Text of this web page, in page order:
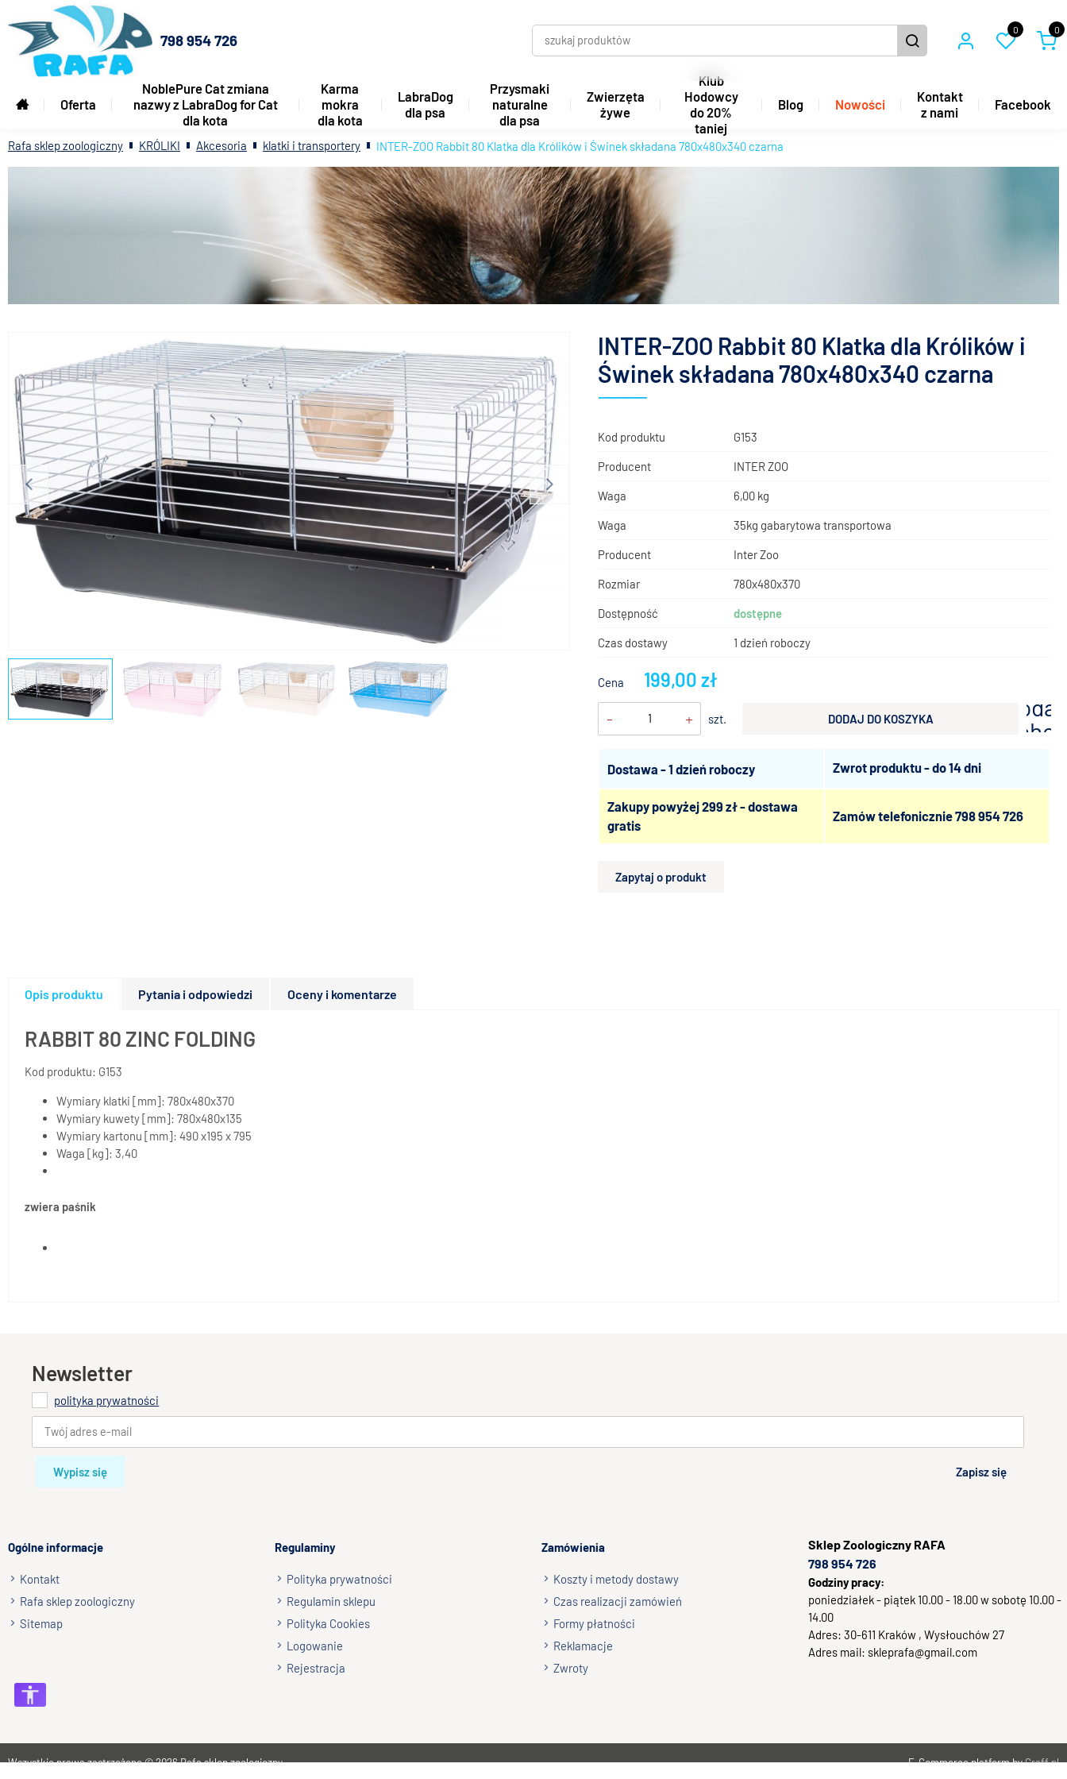
798 954 726
0 0
Oferta
NoblePure Cat zmiana
nazwy z LabraDog for Cat
dla kota
Karma
mokra
dla kota
LabraDog
dla psa
Przysmaki
naturalne
dla psa
Zwierzęta
żywe
Klub
Hodowcy
do 20%
taniej
Blog Nowości
Kontakt
z nami
Facebook
Rafa sklep zoologiczny KRÓLIKI Akcesoria klatki i transportery INTER-ZOO Rabbit 80 Klatka dla Królików i Świnek składana 780x480x340 czarna
INTER-ZOO Rabbit 80 Klatka dla Królików i
Świnek składana 780x480x340 czarna
Kod produktu G153
Producent INTER ZOO
Waga 6,00 kg
Waga 35kg gabarytowa transportowa
Producent Inter Zoo
Rozmiar 780x480x370
Dostępność dostępne
Czas dostawy 1 dzień roboczy
Cena 199,00 zł
- + szt. DODAJ DO KOSZYKA
Dostawa - 1 dzień roboczy Zwrot produktu - do 14 dni
Zakupy powyżej 299 zł - dostawa
gratis
Zamów telefonicznie798 954 726
Zapytaj o produkt
Opis produktu Pytania i odpowiedzi Oceny i komentarze
RABBIT 80 ZINC FOLDING
Kod produktu: G153
Wymiary klatki [mm]: 780x480x370
Wymiary kuwety [mm]: 780x480x135
Wymiary kartonu [mm]: 490 x195 x 795
Waga [kg]: 3,40
zwiera paśnik
Newsletter
polityka prywatności
Wypisz się Zapisz się
Ogólne informacje
Kontakt
Rafa sklep zoologiczny
Sitemap
Regulaminy
Polityka prywatności
Regulamin sklepu
Polityka Cookies
Logowanie
Rejestracja
Zamówienia
Koszty i metody dostawy
Czas realizacji zamówień
Formy płatności
Reklamacje
Zwroty
SklepZoologiczny RAFA
798 954 726
Godziny pracy:
poniedziałek - piątek 10.00 - 18.00 w sobotę 10.00 -
14.00
Adres: 30-611 Kraków , Wysłouchów 27
Adres mail: skleprafa@gmail.com
Wszystkie prawa zastrzeżone © 2026Rafa sklep zoologiczny E-Commerce platform byGraff.pl